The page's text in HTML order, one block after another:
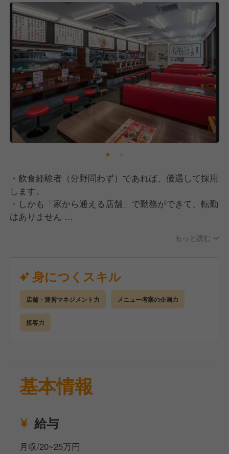
苦しい時期にも粘り強く新規出店を続けてこれたの
は、こうしたお客さまの声があったからです。そんな
嬉しい声をさらに増やし、社員のみなさんがより活躍
し自己実現できる場所を作るためにも、全国700店舗
は必ず実現させます。100年続く外食企業を目指し
て、これからの魁力屋を一緒に作ってくれる方とお会
いできることを楽しみにしています。
・飲食経験者（分野問わず）であれば、優遇して採用
します。
・しかも「家から通える店舗」で勤務ができて、転勤
はありません
＜キャリアステップイメージ ※（）内は未経験入社
□S店長
店長業務に加え、大型店・QSC（クオリティ・サー
ビス・クリンリネス）モデル店・複数店舗管理店長な
ど通常の店舗とは異なる任務も担当
▲
■店長（入社1年半～） ※今回の採用はここからスタ
▲
□時間帯責任者（入社1年目途）
帯の業務を担当
□リーダー（入社3カ月目途）
もっと読む
身につくスキル
店舗・運営マネジメント力 メニュー考案の企画力
接客力
基本情報
給与
月収/20~25万円